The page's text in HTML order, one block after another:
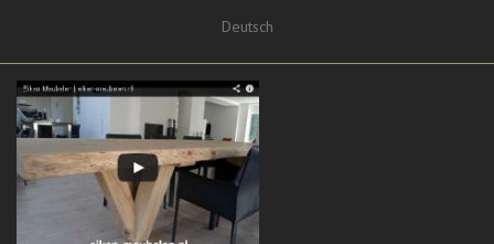
Deutsch